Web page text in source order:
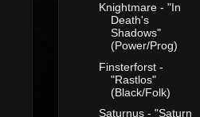
Knightmare - "In
Death's
Shadows"
(Power/Prog)
Finsterforst -
"Rastlos"
(Black/Folk)
Saturnus - "Saturn